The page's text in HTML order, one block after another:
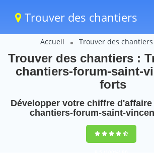
Trouver des chantiers
Accueil Trouver des
Trouver des chantiers :
chantiers-forum-saint-
forts
Développer votre chiffre
chantiers-forum-saint-